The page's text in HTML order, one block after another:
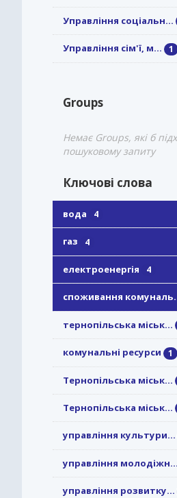
Управління соціальн...
Управління сім'ї, м... 1
Groups
Немає Groups, які б
пошуковому запиту
Ключові слова
вода 4
газ 4
електроенергія 4
споживання
тернопільська міськ...
комунальні ресурси 1
Тернопільська міськ...
Тернопільська міськ...
управління культури...
управління молодіжн...
управління розвитку...